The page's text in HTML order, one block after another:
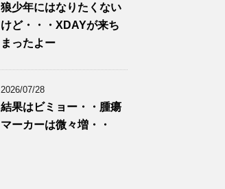
狼少年にはなりたくない
けど・・・XDAYが来ち
まったよー
2026/07/28
結果はビミョー・・腫瘍
マーカーは微々増・・